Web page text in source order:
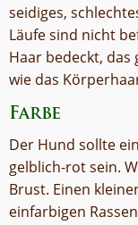
seidiges,
Läufe sind nicht
Haar bedeckt,
wie das
Farbe
Der Hund sollte
gelblich-rot sein.
Brust. Einen
einfarbigen